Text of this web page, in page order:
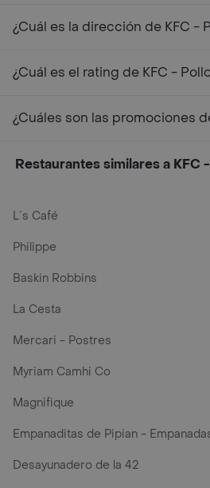
¿Cuál es la dirección de KFC -
¿Cuál es el rating de KFC -
¿Cuáles son las promociones
Restaurantes similares a KFC
L´s Café
Philippe
Baskin Robbins
La Cesta
Mercari - Postres
Myriam Camhi Co
Magnifique
Empanaditas de Pipian -
Desayunadero de la 42